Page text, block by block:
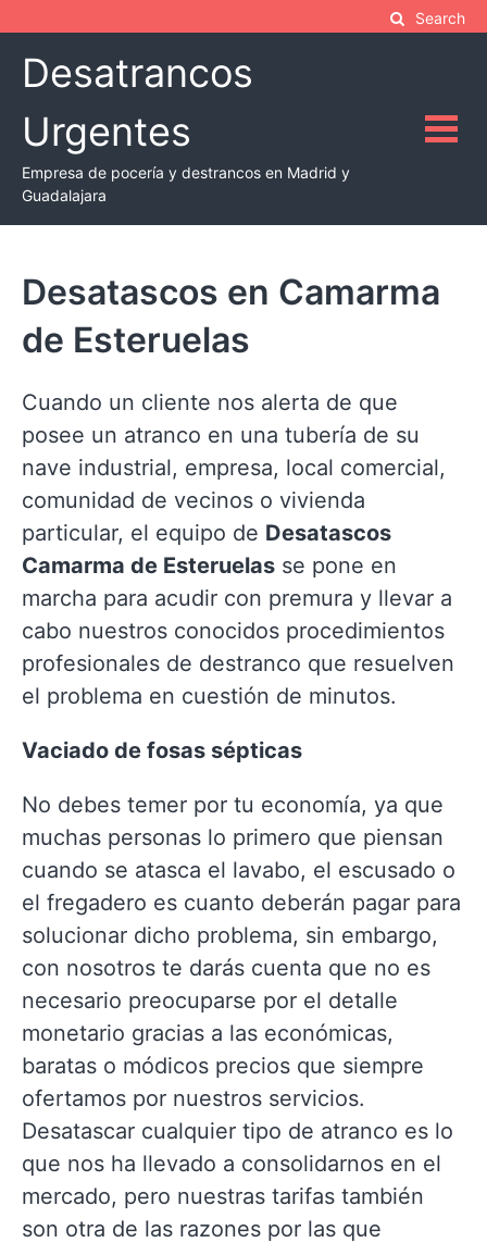
content
Search
Desatrancos
Urgentes
Empresa de pocería y destrancos en Madrid y
Guadalajara
Desatascos en Camarma
de Esteruelas
Cuando un cliente nos alerta de que
posee un atranco en una tubería de su
nave industrial, empresa, local comercial,
comunidad de vecinos o vivienda
particular, el equipo de Desatascos
Camarma de Esteruelas se pone en
marcha para acudir con premura y llevar a
cabo nuestros conocidos procedimientos
profesionales de destranco que resuelven
el problema en cuestión de minutos.
Vaciado de fosas sépticas
No debes temer por tu economía, ya que
muchas personas lo primero que piensan
cuando se atasca el lavabo, el escusado o
el fregadero es cuanto deberán pagar para
solucionar dicho problema, sin embargo,
con nosotros te darás cuenta que no es
necesario preocuparse por el detalle
monetario gracias a las económicas,
baratas o módicos precios que siempre
ofertamos por nuestros servicios.
Desatascar cualquier tipo de atranco es lo
que nos ha llevado a consolidarnos en el
mercado, pero nuestras tarifas también
son otra de las razones por las que